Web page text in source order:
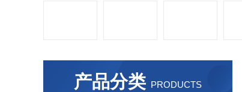
产品分类 PRODUCTS